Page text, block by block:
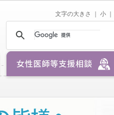
文字の大きさ ｜ 小